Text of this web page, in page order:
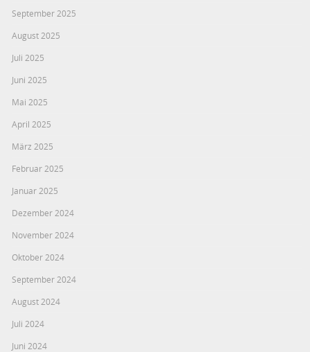
September 2025
August 2025
Juli 2025
Juni 2025
Mai 2025
April 2025
März 2025
Februar 2025
Januar 2025
Dezember 2024
November 2024
Oktober 2024
September 2024
August 2024
Juli 2024
Juni 2024